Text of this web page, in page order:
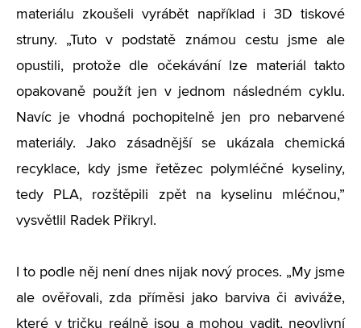
materiálu zkoušeli vyrábět například i 3D tiskové
struny. „Tuto v podstatě známou cestu jsme ale
opustili, protože dle očekávání lze materiál takto
opakovaně použít jen v jednom následném cyklu.
Navíc je vhodná pochopitelně jen pro nebarvené
materiály. Jako zásadnější se ukázala chemická
recyklace, kdy jsme řetězec polymléčné kyseliny,
tedy PLA, rozštěpili zpět na kyselinu mléčnou,”
vysvětlil Radek Přikryl.
I to podle něj není dnes nijak nový proces. „My jsme
ale ověřovali, zda příměsi jako barviva či aviváže,
které v tričku reálně jsou a mohou vadit, neovlivní